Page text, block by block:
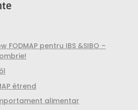
FODMAP pentru IBS &SIBO –
étrend
alimentar